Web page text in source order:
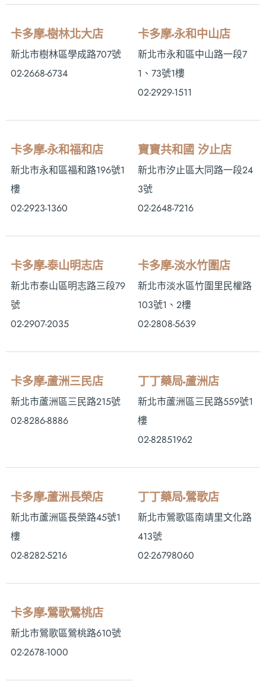
卡多摩-樹林北大店
新北市樹林區學成路707號
02-2668-6734
卡多摩-永和中山店
新北市永和區中山路一段7
1、73號1樓
02-2929-1511
卡多摩-永和福和店
新北市永和區福和路196號1
樓
02-2923-1360
寶寶共和國 汐止店
新北市汐止區大同路一段24
3號
02-2648-7216
卡多摩-泰山明志店
新北市泰山區明志路三段79
號
02-2907-2035
卡多摩-淡水竹圍店
新北市淡水區竹圍里民權路
103號1、2樓
02-2808-5639
卡多摩-蘆洲三民店
新北市蘆洲區三民路215號
02-8286-8886
丁丁藥局-蘆洲店
新北市蘆洲區三民路559號1
樓
02-82851962
卡多摩-蘆洲長榮店
新北市蘆洲區長榮路45號1
樓
02-8282-5216
丁丁藥局-鶯歌店
新北市鶯歌區南靖里文化路
413號
02-26798060
卡多摩-鶯歌鶯桃店
新北市鶯歌區鶯桃路610號
02-2678-1000